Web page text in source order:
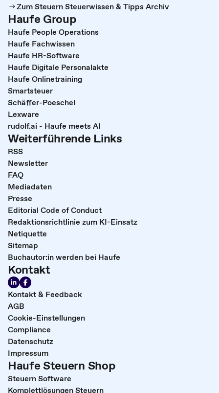
Zum Steuern Steuerwissen & Tipps Archiv
Haufe Group
Haufe People Operations
Haufe Fachwissen
Haufe HR-Software
Haufe Digitale Personalakte
Haufe Onlinetraining
Smartsteuer
Schäffer-Poeschel
Lexware
rudolf.ai - Haufe meets AI
Weiterführende Links
RSS
Newsletter
FAQ
Mediadaten
Presse
Editorial Code of Conduct
Redaktionsrichtlinie zum KI-Einsatz
Netiquette
Sitemap
Buchautor:in werden bei Haufe
Kontakt
Kontakt & Feedback
AGB
Cookie-Einstellungen
Compliance
Datenschutz
Impressum
Haufe Steuern Shop
Steuern Software
Komplettlösungen Steuern